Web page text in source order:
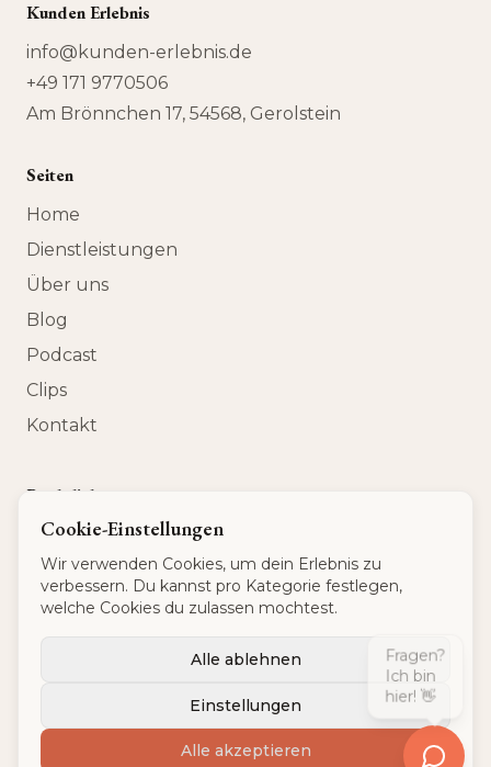
Kunden Erlebnis
info@kunden-erlebnis.de
+49 171 9770506
Am Brönnchen 17, 54568, Gerolstein
Seiten
Home
Dienstleistungen
Über uns
Blog
Podcast
Clips
Kontakt
Rechtliches
Datenschutz
AGB
Impressum
USt-IdNr:DE 320 540 875
© 2026 Kunden Erlebnis
Powered by Identity First Media
Cookie-Einstellungen
Wir verwenden Cookies, um dein Erlebnis zu
verbessern. Du kannst pro Kategorie festlegen,
welche Cookies du zulassen mochtest.
Alle ablehnen
Einstellungen
Alle akzeptieren
Fragen?
Ich bin
hier! 👋